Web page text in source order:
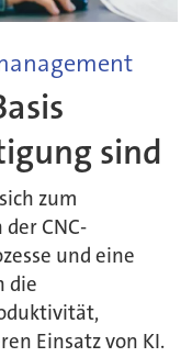
sind
zum
CNC-
und eine
die
Einsatz von KI.